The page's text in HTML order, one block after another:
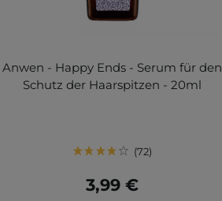
Anwen - Happy Ends - Serum für den
Schutz der Haarspitzen - 20ml
72
3,99 €